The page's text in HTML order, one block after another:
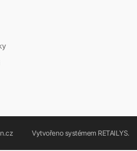
Vytvořeno systémem RETAILYS.